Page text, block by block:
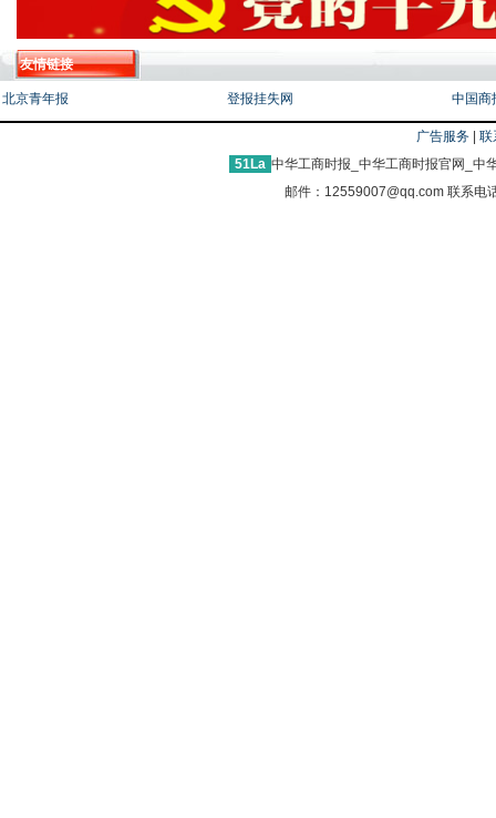
友情链接
北京青年报 登报挂失网 中国商
广告服务
联
51La 中华工商时报_中华工商时报官网_中
邮件：12559007@qq.com 联系